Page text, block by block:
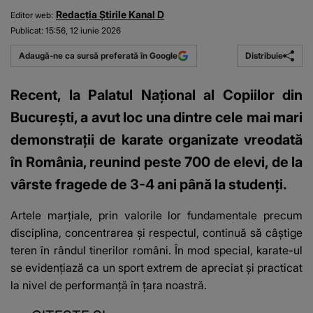
Editor web: Redacția Știrile Kanal D
Publicat: 15:56, 12 iunie 2026
Adaugă-ne ca sursă preferată în Google Distribuie
Recent, la Palatul Național al Copiilor din
București, a avut loc una dintre cele mai mari
demonstrații de karate organizate vreodată
în România, reunind peste 700 de elevi, de la
vârste fragede de 3-4 ani până la studenți.
Artele marțiale, prin valorile lor fundamentale precum
disciplina, concentrarea și respectul, continuă să câștige
teren în rândul tinerilor români. În mod special, karate-ul
se evidențiază ca un sport extrem de apreciat și practicat
la nivel de performanță în țara noastră.